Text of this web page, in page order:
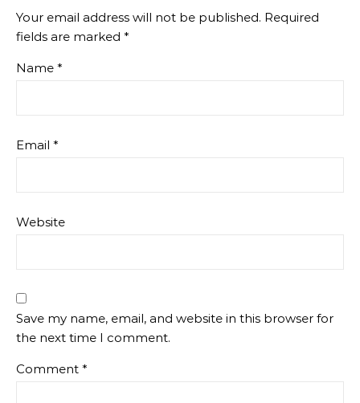
Your email address will not be published. Required
fields are marked *
Name *
Email *
Website
Save my name, email, and website in this browser for
the next time I comment.
Comment *